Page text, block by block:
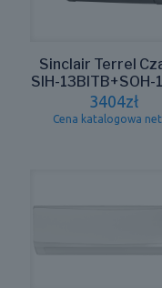
Sinclair Terrel
SIH-13BITB+SOH-
3404zł
Cena katalogowa